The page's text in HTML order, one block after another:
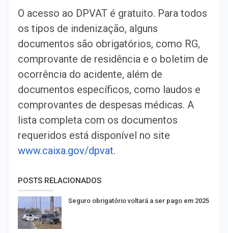
O acesso ao DPVAT é gratuito. Para todos
os tipos de indenização, alguns
documentos são obrigatórios, como RG,
comprovante de residência e o boletim de
ocorrência do acidente, além de
documentos específicos, como laudos e
comprovantes de despesas médicas. A
lista completa com os documentos
requeridos está disponível no site
www.caixa.gov/dpvat.
POSTS RELACIONADOS
Seguro obrigatório voltará a ser pago em 2025